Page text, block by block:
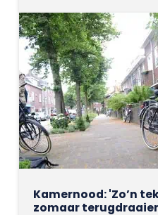
Kamernood: 'Zo’n
zomaar